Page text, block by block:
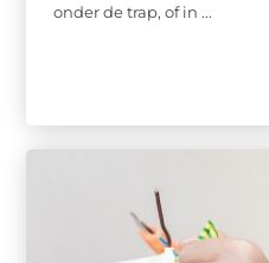
onder de trap, of in ...